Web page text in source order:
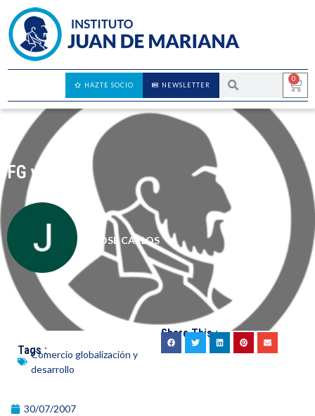
0
NEWSLETTER
HAZTE SOCIO
FG y CK
JOSÉ CARLOS
Tags :
Comercio globalización y
desarrollo
Share This :
30/07/2007